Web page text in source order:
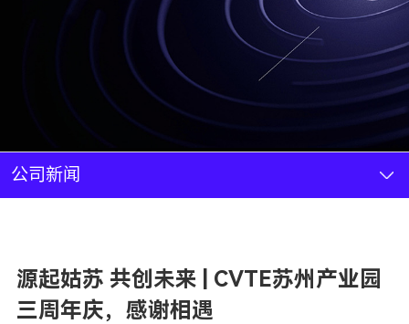
商务模式
新闻资讯
加入我们
公司新闻
源起姑苏 共创未来 | CVTE苏州产业园
三周年庆，感谢相遇